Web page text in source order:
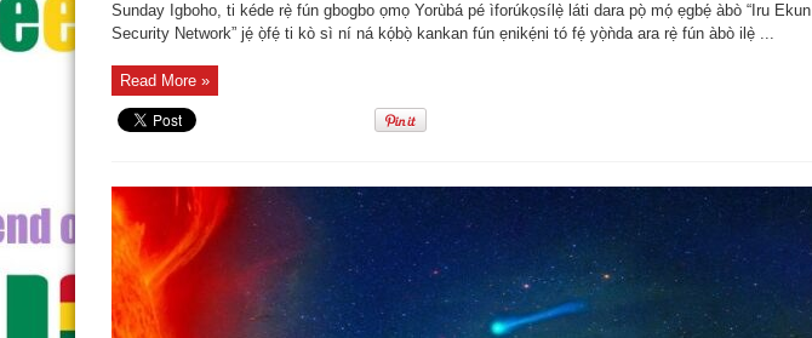
Sunday Igboho, ti kéde rẹ̀ fún gbogbo ọmọ Yorùbá pé ìforúkọsílẹ̀ láti dara pọ̀ mọ́ ẹgbẹ́ àbò “Iru Ekun
Security Network” jẹ́ ọ̀fẹ́ ti kò sì ní ná kọ́bọ̀ kankan fún ẹnikẹ́ni tó fẹ́ yọ̀ǹda ara rẹ̀ fún àbò ilẹ̀ ...
Read More »